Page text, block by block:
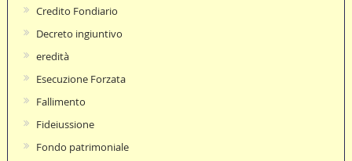
Credito Fondiario
Decreto ingiuntivo
eredità
Esecuzione Forzata
Fallimento
Fideiussione
Fondo patrimoniale